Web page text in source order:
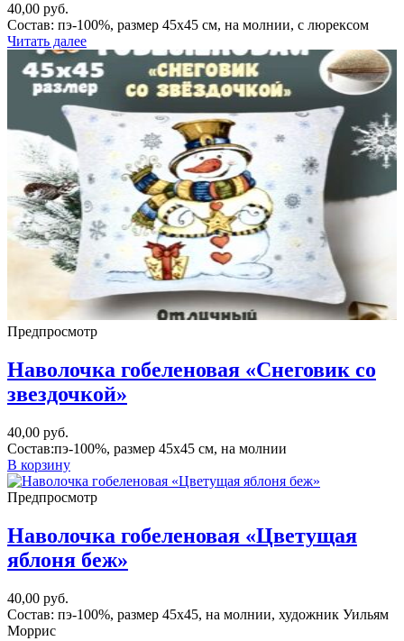
40,00 руб.
Состав: пэ-100%, размер 45х45 см, на молнии, с люрексом
Читать далее
Предпросмотр
Наволочка гобеленовая «Снеговик со
звездочкой»
40,00 руб.
Состав:пэ-100%, размер 45х45 см, на молнии
В корзину
Предпросмотр
Наволочка гобеленовая «Цветущая
яблоня беж»
40,00 руб.
Состав: пэ-100%, размер 45х45, на молнии, художник Уильям
Моррис